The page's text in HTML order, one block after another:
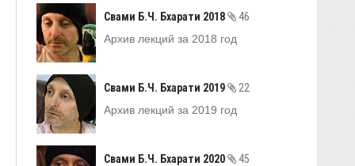
Свами Б.Ч. Бхарати 2018
46
Архив лекций за 2018 год
Свами Б.Ч. Бхарати 2019
22
Архив лекций за 2019 год
Свами Б.Ч. Бхарати 2020
45